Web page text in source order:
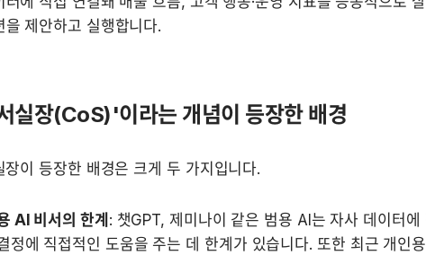
을 제안하고 실행합니다.
실장(CoS)'이라는 개념이 등장한 배경
장이 등장한 배경은 크게 두 가지입니다.
AI 비서의 한계 : 챗GPT, 제미나이 같은 범용 AI는 자사 데이터
정에 직접적인 도움을 주는 데 한계가 있습니다. 또한 최근 개인